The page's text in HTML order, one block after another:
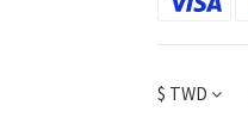
$ TWD